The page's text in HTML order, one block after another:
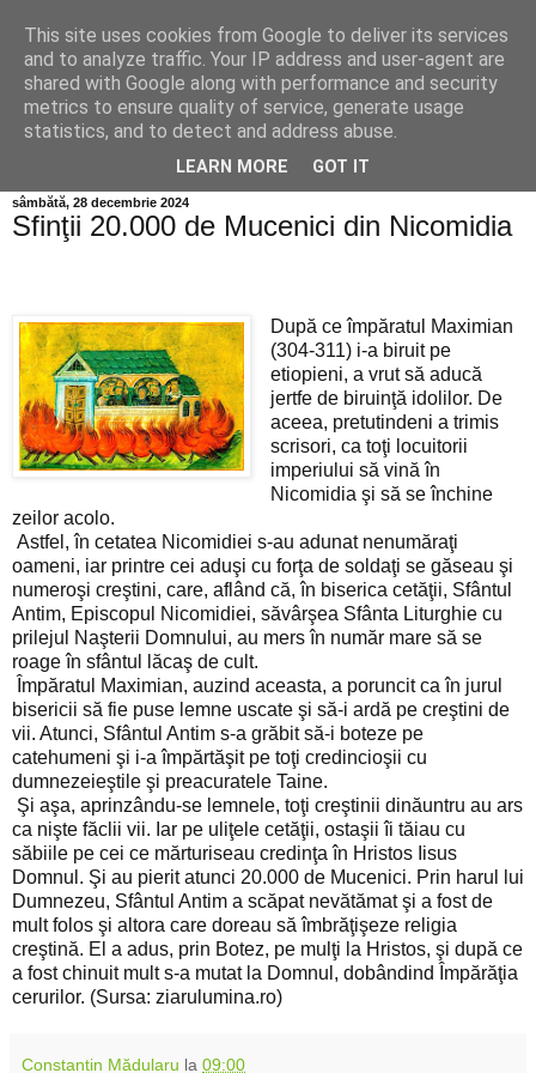
Info MILEANCA
BINE AȚI VENIT! *Jurnal online de informație și opinie;
Vineri 07 August, 2026
sâmbătă, 28 decembrie 2024
Sfinţii 20.000 de Mucenici din Nicomidia
După ce împăratul Maximian
(304-311) i-a biruit pe
etiopieni, a vrut să aducă
jertfe de biruinţă idolilor. De
aceea, pretutindeni a trimis
scrisori, ca toţi locuitorii
imperiului să vină în
Nicomidia şi să se închine
zeilor acolo.
Astfel, în cetatea Nicomidiei s-au adunat nenumăraţi
oameni, iar printre cei aduşi cu forţa de soldaţi se găseau şi
numeroşi creştini, care, aflând că, în biserica cetăţii, Sfântul
Antim, Episcopul Nicomidiei, săvârşea Sfânta Liturghie cu
prilejul Naşterii Domnului, au mers în număr mare să se
roage în sfântul lăcaş de cult.
Împăratul Maximian, auzind aceasta, a poruncit ca în jurul
bisericii să fie puse lemne uscate şi să-i ardă pe creştini de
vii. Atunci, Sfântul Antim s-a grăbit să-i boteze pe
catehumeni şi i-a împărtăşit pe toţi credincioşii cu
dumnezeieştile şi preacuratele Taine.
Şi aşa, aprinzându-se lemnele, toţi creştinii dinăuntru au ars
ca nişte făclii vii. Iar pe uliţele cetăţii, ostaşii îi tăiau cu
săbiile pe cei ce mărturiseau credinţa în Hristos Iisus
Domnul. Şi au pierit atunci 20.000 de Mucenici. Prin harul lui
Dumnezeu, Sfân­tul Antim a scăpat nevătămat şi a fost de
mult folos şi altora care doreau să îmbrăţişeze religia
creştină. El a adus, prin Botez, pe mulţi la Hristos, şi după ce
a fost chinuit mult s-a mutat la Domnul, dobândind Împărăţia
cerurilor. (Sursa: ziarulumina.ro)
Constantin Mădularu la 09:00
This site uses cookies from Google to deliver its services
and to analyze traffic. Your IP address and user-agent are
shared with Google along with performance and security
metrics to ensure quality of service, generate usage
statistics, and to detect and address abuse.
LEARN MORE GOT IT